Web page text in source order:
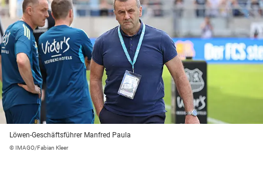
Löwen-Geschäftsführer Manfred Paula
© IMAGO/Fabian Kleer